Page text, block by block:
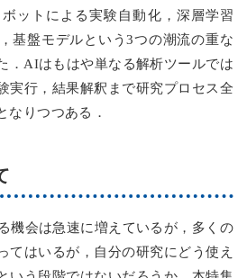
ットによる実験自動化，深層学習
基盤モデルという3つの潮流の重な
．AIはもはや単なる解析ツールでは
実行，結果解釈まで研究プロセス全
なりつつある．
機会は急速に増えているが，多くの
てはいるが，自分の研究にどう使え